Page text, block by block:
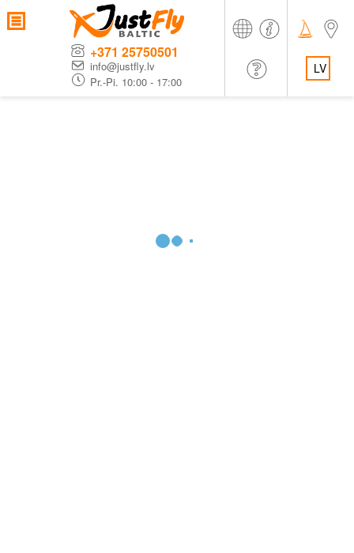
+371 25750501
info@justfly.lv
Pr.-Pi. 10:00 - 17:00
LV